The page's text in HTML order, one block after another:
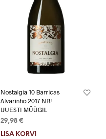
Nostalgia 10 Barricas
Alvarinho 2017 NB!
UUESTI MÜÜGIL
29,98 €
LISA KORVI